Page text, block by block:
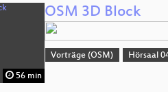
56 min
OSM 3D Block
Vorträge (OSM) Hörsaal